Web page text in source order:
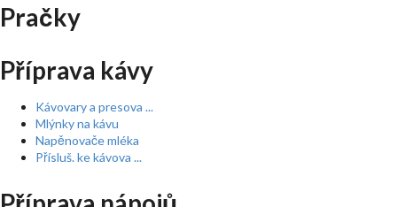
Pračky
Příprava kávy
Kávovary a presova ...
Mlýnky na kávu
Napěnovače mléka
Přísluš. ke kávova ...